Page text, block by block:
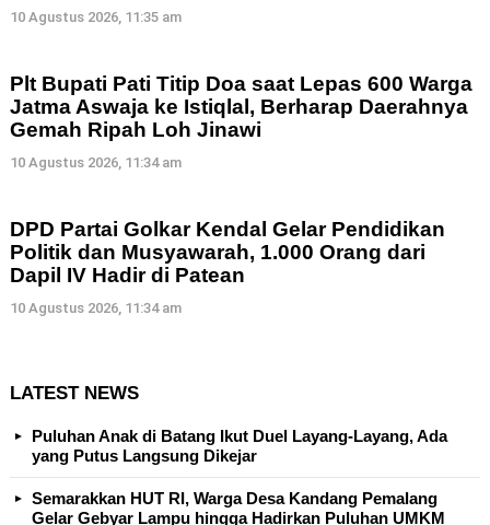
10 Agustus 2026, 11:35 am
Plt Bupati Pati Titip Doa saat Lepas 600 Warga
Jatma Aswaja ke Istiqlal, Berharap Daerahnya
Gemah Ripah Loh Jinawi
10 Agustus 2026, 11:34 am
DPD Partai Golkar Kendal Gelar Pendidikan
Politik dan Musyawarah, 1.000 Orang dari
Dapil IV Hadir di Patean
10 Agustus 2026, 11:34 am
LATEST NEWS
Puluhan Anak di Batang Ikut Duel Layang-Layang, Ada
yang Putus Langsung Dikejar
Semarakkan HUT RI, Warga Desa Kandang Pemalang
Gelar Gebyar Lampu hingga Hadirkan Puluhan UMKM